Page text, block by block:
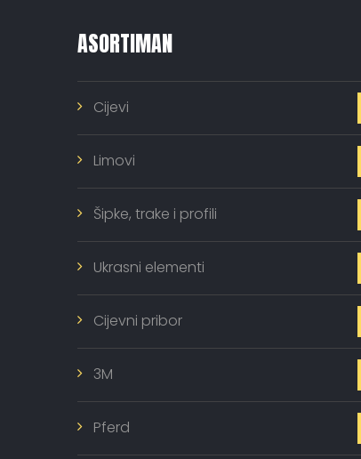
ASORTIMAN
Cijevi
Limovi
Šipke, trake i profili
Ukrasni elementi
Cijevni pribor
3M
Pferd